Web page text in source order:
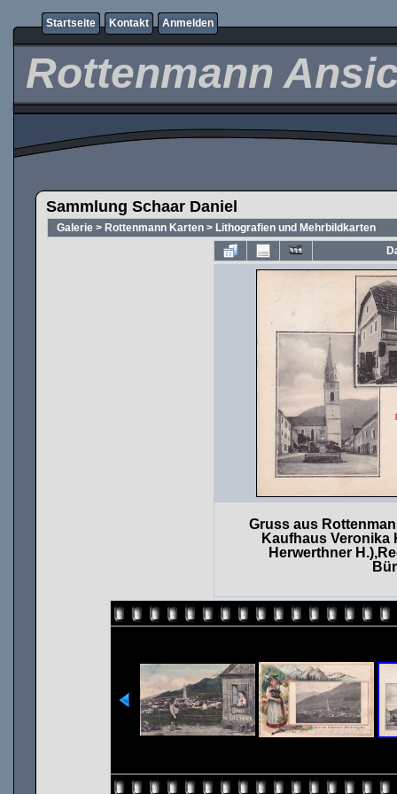
Startseite Kontakt Anmelden
Rottenmann
Sammlung Schaar Daniel
Galerie > Rottenmann Karten > Lithografien und Mehrbildkarten
Gruss aus
Kaufhaus Veronika
Herwerthner